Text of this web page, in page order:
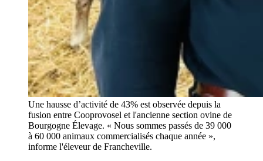
Une hausse d’activité de 43% est observée depuis la
fusion entre Cooprovosel et l'ancienne section ovine de
Bourgogne Élevage. « Nous sommes passés de 39 000
à 60 000 animaux commercialisés chaque année »,
informe l'éleveur de Francheville.